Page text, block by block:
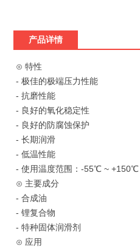
产品详情
⊙ 特性
- 极佳的极端压力性能
- 抗磨性能
- 良好的氧化稳定性
- 良好的防腐蚀保护
- 长期润滑
- 低温性能
- 使用温度范围：-55℃ ~ +150℃
⊙ 主要成分
- 合成油
- 锂复合物
- 特种固体润滑剂
⊙ 应用